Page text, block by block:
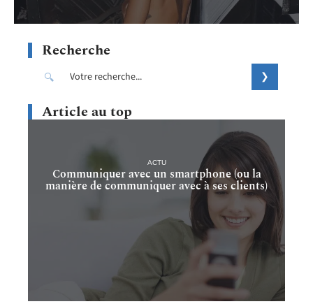
Recherche
Article au top
ACTU
Communiquer avec un smartphone (ou la
manière de communiquer avec à ses clients)